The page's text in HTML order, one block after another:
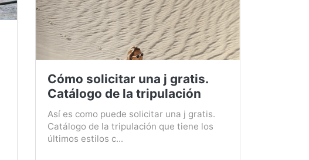
Cómo solicitar una j gratis.
Catálogo de la tripulación
Así es como puede solicitar una j gratis.
Catálogo de la tripulación que tiene los
últimos estilos c...